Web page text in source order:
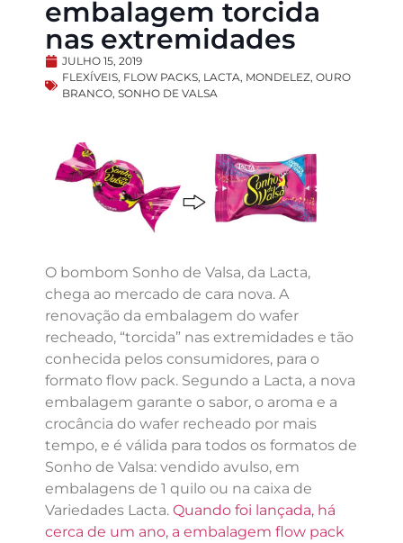
embalagem torcida
nas extremidades
JULHO 15, 2019
FLEXÍVEIS, FLOW PACKS, LACTA, MONDELEZ, OURO
BRANCO, SONHO DE VALSA
O bombom Sonho de Valsa, da Lacta,
chega ao mercado de cara nova. A
renovação da embalagem do wafer
recheado, “torcida” nas extremidades e tão
conhecida pelos consumidores, para o
formato flow pack. Segundo a Lacta, a nova
embalagem garante o sabor, o aroma e a
crocância do wafer recheado por mais
tempo, e é válida para todos os formatos de
Sonho de Valsa: vendido avulso, em
embalagens de 1 quilo ou na caixa de
Variedades Lacta. Quando foi lançada, há
cerca de um ano, a embalagem flow pack